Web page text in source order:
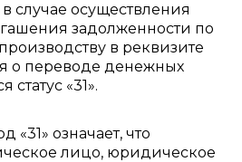
случае осуществления
задолженности ‎по
в реквизите
о переводе денежных
статус «31».
«31» означает, что
лицо, юридическое